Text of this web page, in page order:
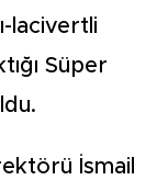
lacivertli
Süper
İsmail